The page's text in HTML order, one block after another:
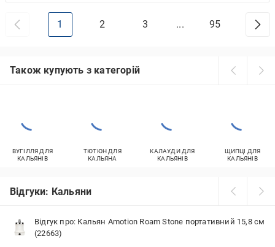
1 2 3 ... 95
Також купують з категорій
ВУГІЛЛЯ ДЛЯ
КАЛЬЯНІВ
ТЮТЮН ДЛЯ
КАЛЬЯНА
КАЛАУДИ ДЛЯ
КАЛЬЯНІВ
ЩИПЦІ ДЛЯ
КАЛЬЯНІВ
Відгуки: Кальяни
Відгук про: Кальян Amotion Roam Stone портативний 15,8 см
(22663)